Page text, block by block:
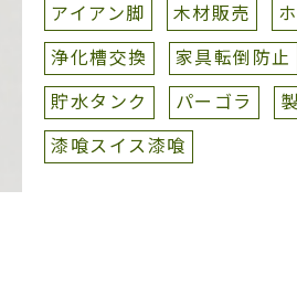
アイアン脚
木材販売
浄化槽交換
家具転倒防止
貯水タンク
パーゴラ
漆喰スイス漆喰